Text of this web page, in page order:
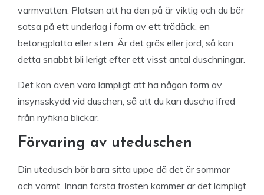
varmvatten. Platsen att ha den på är viktig och du bör
satsa på ett underlag i form av ett trädäck, en
betongplatta eller sten. Är det gräs eller jord, så kan
detta snabbt bli lerigt efter ett visst antal duschningar.
Det kan även vara lämpligt att ha någon form av
insynsskydd vid duschen, så att du kan duscha ifred
från nyfikna blickar.
Förvaring av uteduschen
Din utedusch bör bara sitta uppe då det är sommar
och varmt. Innan första frosten kommer är det lämpligt